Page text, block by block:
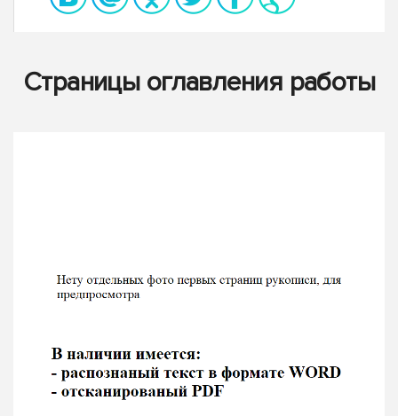
Страницы оглавления работы